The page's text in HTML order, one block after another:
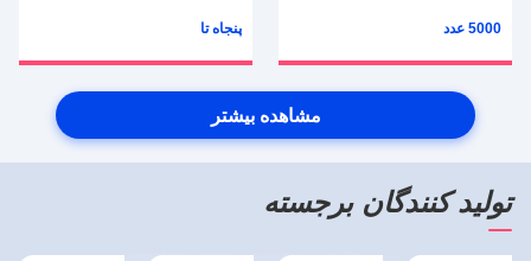
5000 عدد پنجاه تا
مشاهده بیشتر
تولید کنندگان برجسته